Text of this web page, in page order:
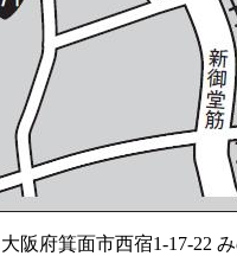
大阪府箕面市西宿1-17-22